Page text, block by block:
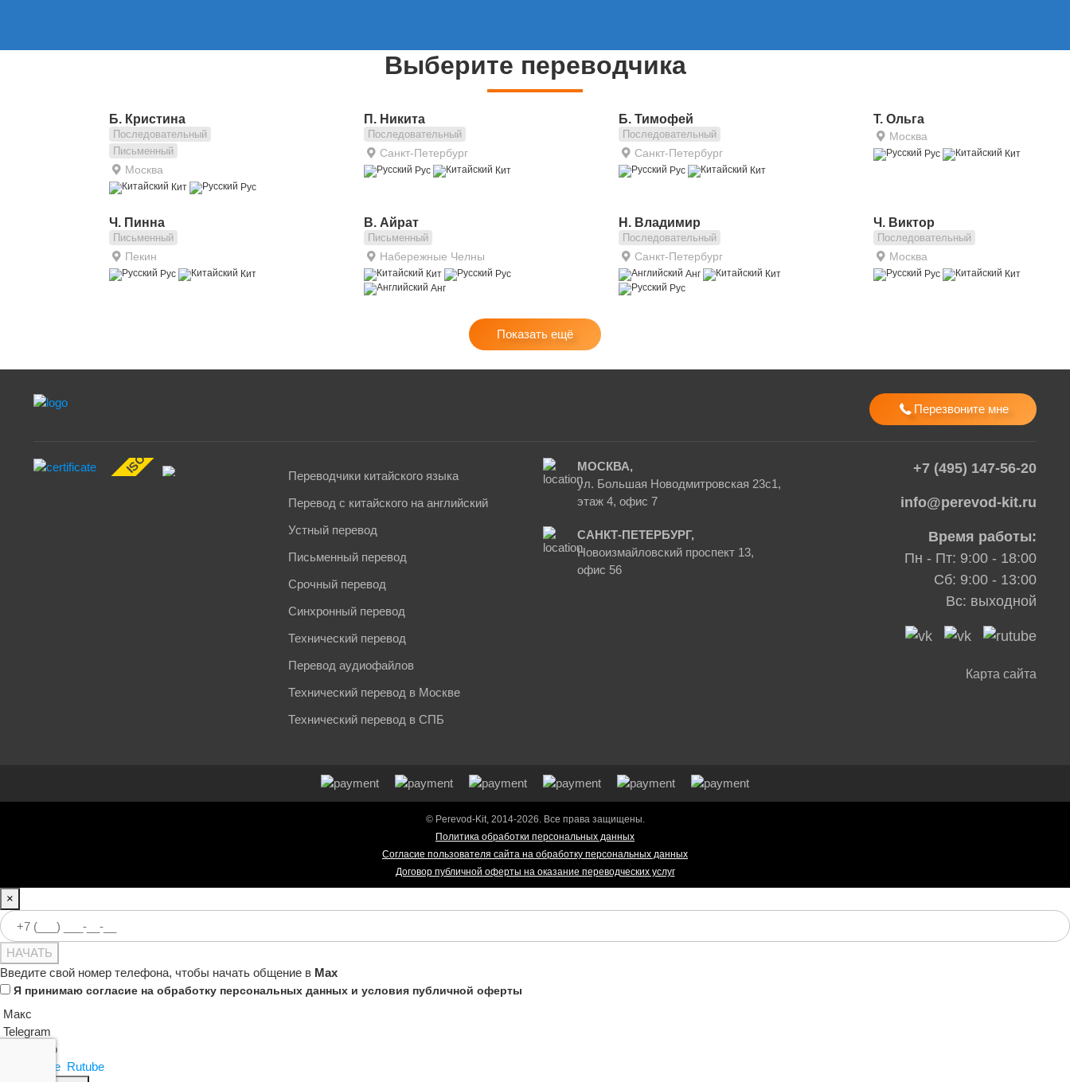
Выберите переводчика
Б. Кристина
Последовательный
Письменный
Москва
Кит Рус
П. Никита
Последовательный
Санкт-Петербург
Рус Кит
Б. Тимофей
Последовательный
Санкт-Петербург
Рус Кит
Т. Ольга
Москва
Рус Кит
Ч. Пинна
Письменный
Пекин
Рус Кит
В. Айрат
Письменный
Набережные Челны
Кит
Рус
Анг
Н. Владимир
Последовательный
Санкт-Петербург
Анг
Кит
Рус
Ч. Виктор
Последовательный
Москва
Рус Кит
Показать ещё
Перезвоните мне
ISO 17100:2015
Переводчики китайского языка
Перевод с китайского на английский
Устный перевод
Письменный перевод
Срочный перевод
Синхронный перевод
Технический перевод
Перевод аудиофайлов
Технический перевод в Москве
Технический перевод в СПБ
МОСКВА,
ул. Большая Новодмитровская 23с1,
этаж 4, офис 7
САНКТ-ПЕТЕРБУРГ,
Новоизмайловский проспект 13,
офис 56
+7 (495) 147-56-20
info@perevod-kit.ru
Время работы:
Пн - Пт: 9:00 - 18:00
Сб: 9:00 - 13:00
Вс: выходной
Карта сайта
© Perevod-Kit, 2014-2026. Все права защищены.
Политика обработки персональных данных
Согласие пользователя сайта на обработку персональных данных
Договор публичной оферты на оказание переводческих услуг
×
НАЧАТЬ
Введите свой номер телефона, чтобы начать общение в Max
Я принимаю согласие на обработку персональных данных и условия публичной оферты
Макс
Telegram
WhatsApp
ВКонтакте Rutube